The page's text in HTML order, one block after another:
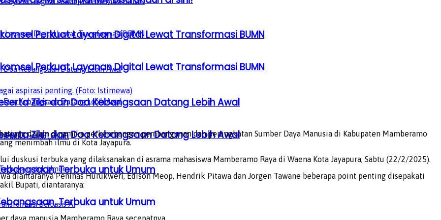
Perkuat Layanan Digital Lewat Transformasi BUMN
Zikir dan Doa Kebangsaan Datang Lebih Awal
Terbuka untuk Umum
Perkuat Layanan Digital Lewat Transformasi BUMN
Zikir dan Doa Kebangsaan Datang Lebih Awal
Terbuka untuk Umum
aspirasi penting. (Foto: Istimewa)
dalam dinamika perkembangan pembangunan dan peningkatan Sumber Daya Manusia di Kabupaten Mamberamo
menimbah ilmu di Kota Jayapura.
duskusi terbuka yang dilaksanakan di asrama mahasiswa Mamberamo Raya di Waena Kota Jayapura, Sabtu (22/2/2025).
diantaranya Penihas Hurukweri, Edison Meop, Hendrik Pitawa dan Jorgen Tawane beberapa point penting disepakati
Bupati, diantaranya:
daya manusia Mamberamo Raya secepatnya.